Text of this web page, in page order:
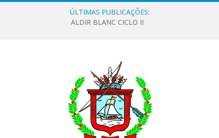
ÚLTIMAS PUBLICAÇÕES:
ALDIR BLANC CICLO II